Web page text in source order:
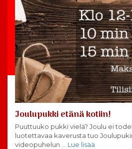
Joulupukki etänä kotiin!
Puuttuuko pukki vielä? Joulu ei
luotettavaa kaverusta tuo
videopuhelun … Lue lisää